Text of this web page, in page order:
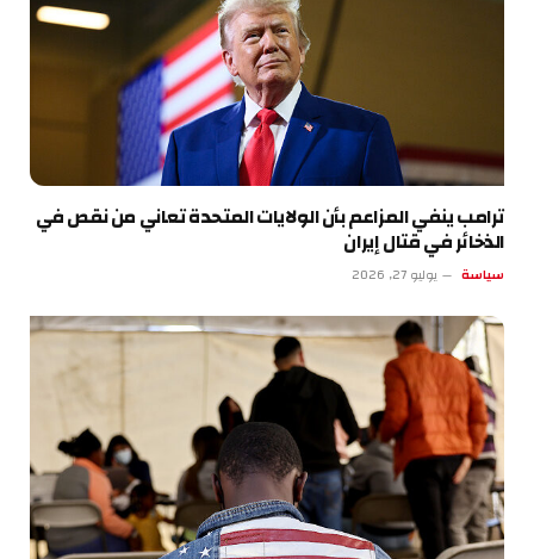
ترامب ينفي المزاعم بأن الولايات المتحدة تعاني من نقص في
الذخائر في قتال إيران
سياسة يوليو 27, 2026